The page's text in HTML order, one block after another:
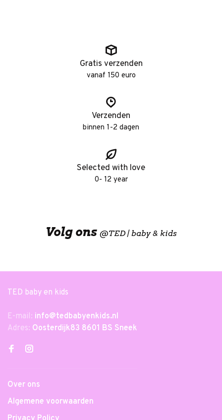
Gratis verzenden
vanaf 150 euro
Verzenden
binnen 1-2 dagen
Selected with love
0- 12 year
Volg ons @TED | baby & kids
TED baby en kids
E-mail: info@tedbabyenkids.nl
Adres: Oosterdijk83 8601 BS Sneek
Over ons
Algemene voorwaarden